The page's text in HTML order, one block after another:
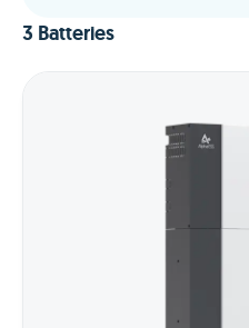
3 Batteries